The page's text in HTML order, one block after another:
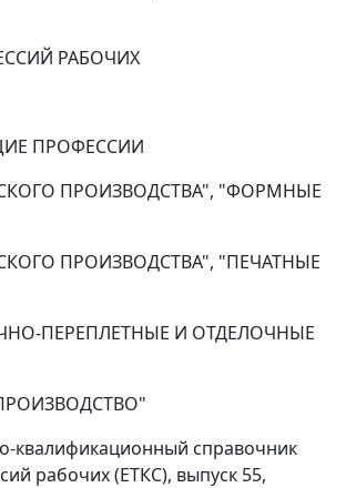
РАБОЧИХ
ПРОФЕССИИ
ПРОИЗВОДСТВА", "ФОРМНЫЕ
ПРОИЗВОДСТВА", "ПЕЧАТНЫЕ
ПЕРЕПЛЕТНЫЕ И ОТДЕЛОЧНЫЕ
квалификационный справочник
рабочих (ЕТКС), выпуск 55,